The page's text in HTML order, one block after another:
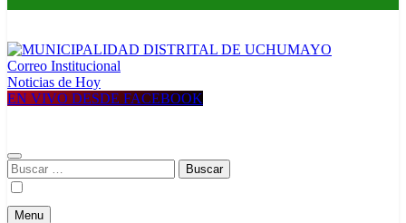
MUNICIPALIDAD DISTRITAL DE UCHUMAYO
Construyendo una nueva Historia
Correo Institucional
Noticias de Hoy
EN VIVO DESDE FACEBOOK
Buscar:
Menu